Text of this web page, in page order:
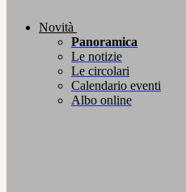
Novità
Panoramica
Le notizie
Le circolari
Calendario eventi
Albo online